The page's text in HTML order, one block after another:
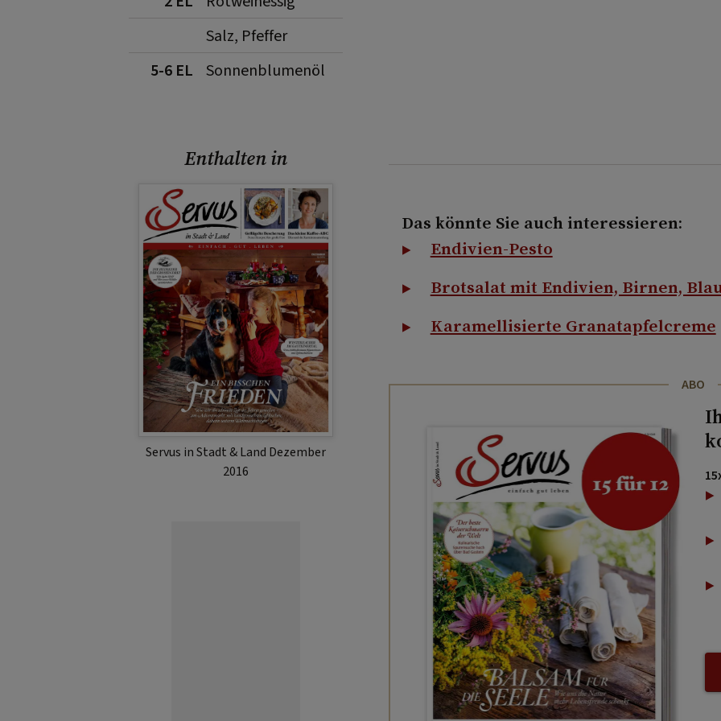
Salz, Pfeffer
5-6 EL
Sonnenblumenöl
Enthalten in
Servus in Stadt & Land Dezember
2016
Das könnte Sie auch interessieren:
Endivien-Pesto
Brotsalat mit Endivien, Birnen,
Karamellisierte Granatapfelcreme
ABO